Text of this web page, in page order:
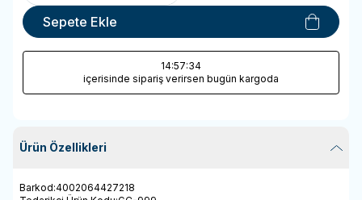
Sepete Ekle
14:57:34
içerisinde sipariş verirsen bugün kargoda
Ürün Özellikleri
Barkod:4002064427218